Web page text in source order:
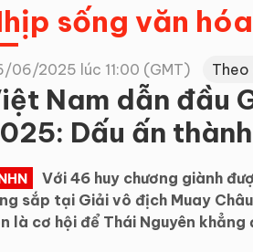
nghiệpsống văn hóa
06/2025 lúc 11:00 (GMT) Theo
Nam dẫn đầu
Dấu ấn
Với 46 huy chương giành
sắp tại Giải vô địch Muay
là cơ hội để Thái Nguyên